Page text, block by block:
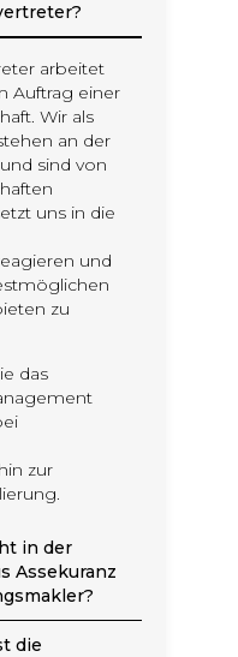
arbeitet
Auftrag einer
Wir als
an der
sind von
uns in die
und
zu
das
zur
in der
Assekuranz
die